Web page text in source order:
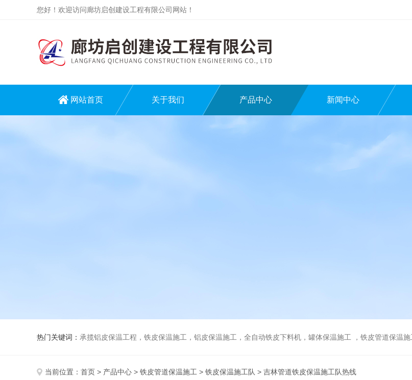
您好！欢迎访问廊坊启创建设工程有限公司网站！
网站首页 关于我们 产品中心 新闻中心
热门关键词： 承揽铝皮保温工程，铁皮保温施工，铝皮保温施工，全自动铁皮下料机，罐体保温施工 ，铁皮管道保温施
当前位置： 首页 > 产品中心 > 铁皮管道保温施工 > 铁皮保温施工队 > 吉林管道铁皮保温施工队热线